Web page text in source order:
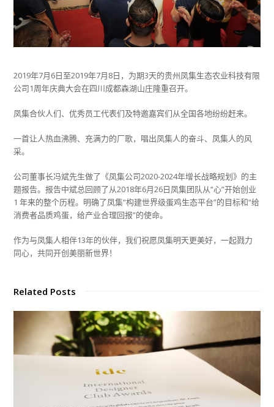
2019年7月6日至2019年7月8日，为期3天的贵州凤集生态农业科技有限
公司1周年庆典大会在四川成都森湖山庄隆重召开。
凤集合伙人们、优秀员工代表们及特邀嘉宾们从全国各地纷纷赶来。
一首让人热血沸腾、充满力的厂歌，唱出凤集人的奋斗、凤集人的风
采。
公司董事长冯斌先生做了《凤集公司2020-2024年增长战略规划》的主
题报告。报告中斌总回顾了从2018年6月26日凤集团队从“心”开始创业
1 年来的整个历程。明确了凤集“构建世界级蛋鸡生态平台”的目标和“给
消费者品质鸡蛋，给产业合理回报”的使命。
作为与凤集人相伴13年的伙伴，我们祝愿凤集明天更美好，一起戮力
同心，共同开创美丽新世界！
Related Posts